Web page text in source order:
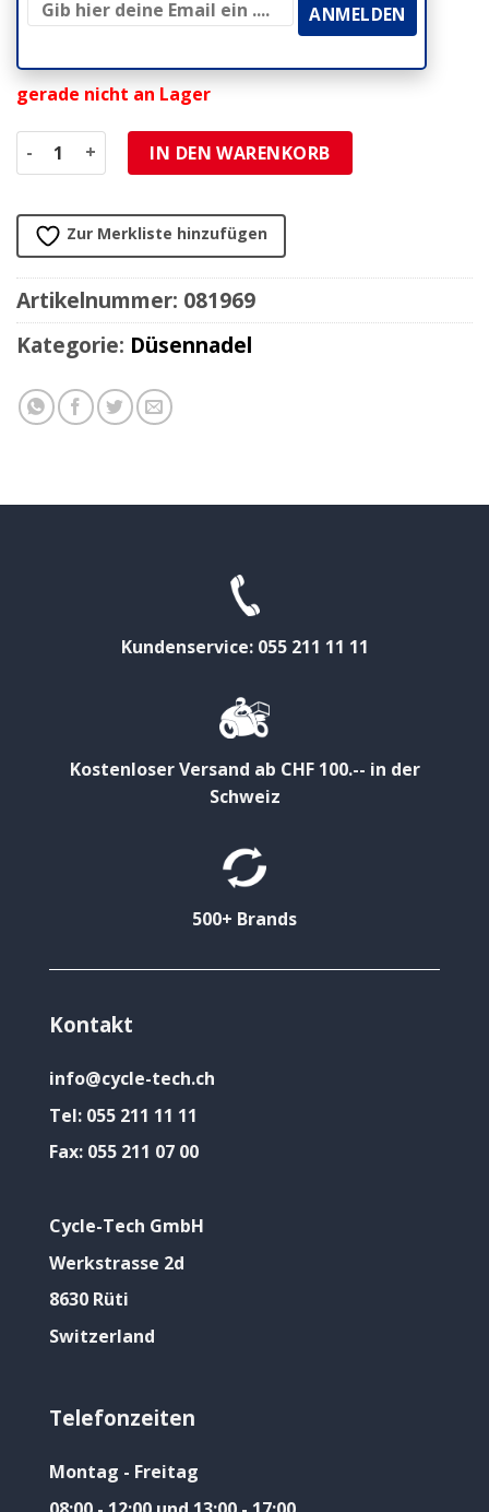
gerade nicht an Lager
Düsennadel Dellorto PHVA/PHBN (A7) Menge
IN DEN WARENKORB
Zur Merkliste hinzufügen
Artikelnummer: 081969
Kategorie: Düsennadel
Kundenservice: 055 211 11 11
Kostenloser Versand ab CHF 100.-- in der
Schweiz
500+ Brands
Kontakt
info@cycle-tech.ch
Tel: 055 211 11 11
Fax: 055 211 07 00
Cycle-Tech GmbH
Werkstrasse 2d
8630 Rüti
Switzerland
Telefonzeiten
Montag - Freitag